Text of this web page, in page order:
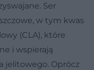
Ser
w tym kwas
(CLA), które
i wspierają
jelitowego. Oprócz